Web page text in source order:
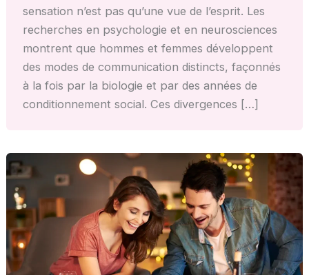
sensation n’est pas qu’une vue de l’esprit. Les
recherches en psychologie et en neurosciences
montrent que hommes et femmes développent
des modes de communication distincts, façonnés
à la fois par la biologie et par des années de
conditionnement social. Ces divergences […]